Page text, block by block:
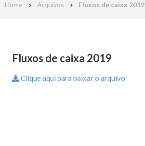
Home Arquivos Fluxos de caixa 2019
Fluxos de caixa 2019
Clique aqui para baixar o arquivo